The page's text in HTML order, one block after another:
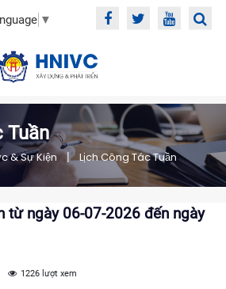
▼
Tuần
& Sự Kiện | Lịch Công Tác Tuần
từ ngày 06-07-2026 đến ngày
1226 lượt xem